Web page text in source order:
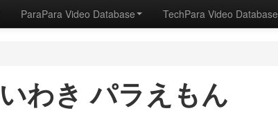
ParaPara Video Database TechPara Video Database
いわき パラえもん